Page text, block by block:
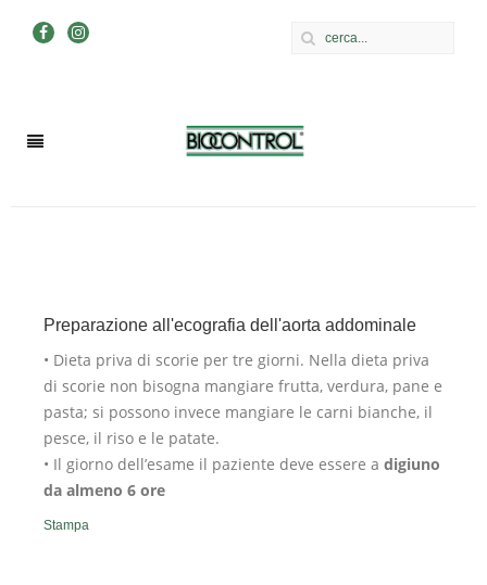
Preparazione all'ecografia dell'aorta addominale
• Dieta priva di scorie per tre giorni. Nella dieta priva
di scorie non bisogna mangiare frutta, verdura, pane e
pasta; si possono invece mangiare le carni bianche, il
pesce, il riso e le patate.
• Il giorno dell’esame il paziente deve essere a digiuno
da almeno 6 ore
Stampa